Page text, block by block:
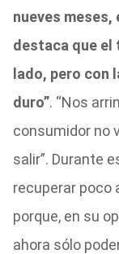
nueves meses,
destaca que el
lado, pero con
duro”. “Nos
consumidor no
salir”. Durante
recuperar poco
porque, en su
ahora sólo